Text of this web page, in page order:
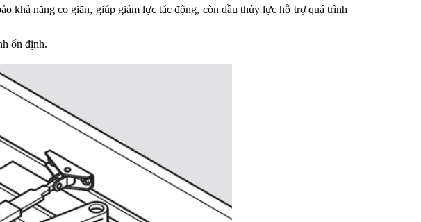
khả năng co giãn, giúp giảm lực tác động, còn dầu thủy lực hỗ trợ quá trình
ổn định.